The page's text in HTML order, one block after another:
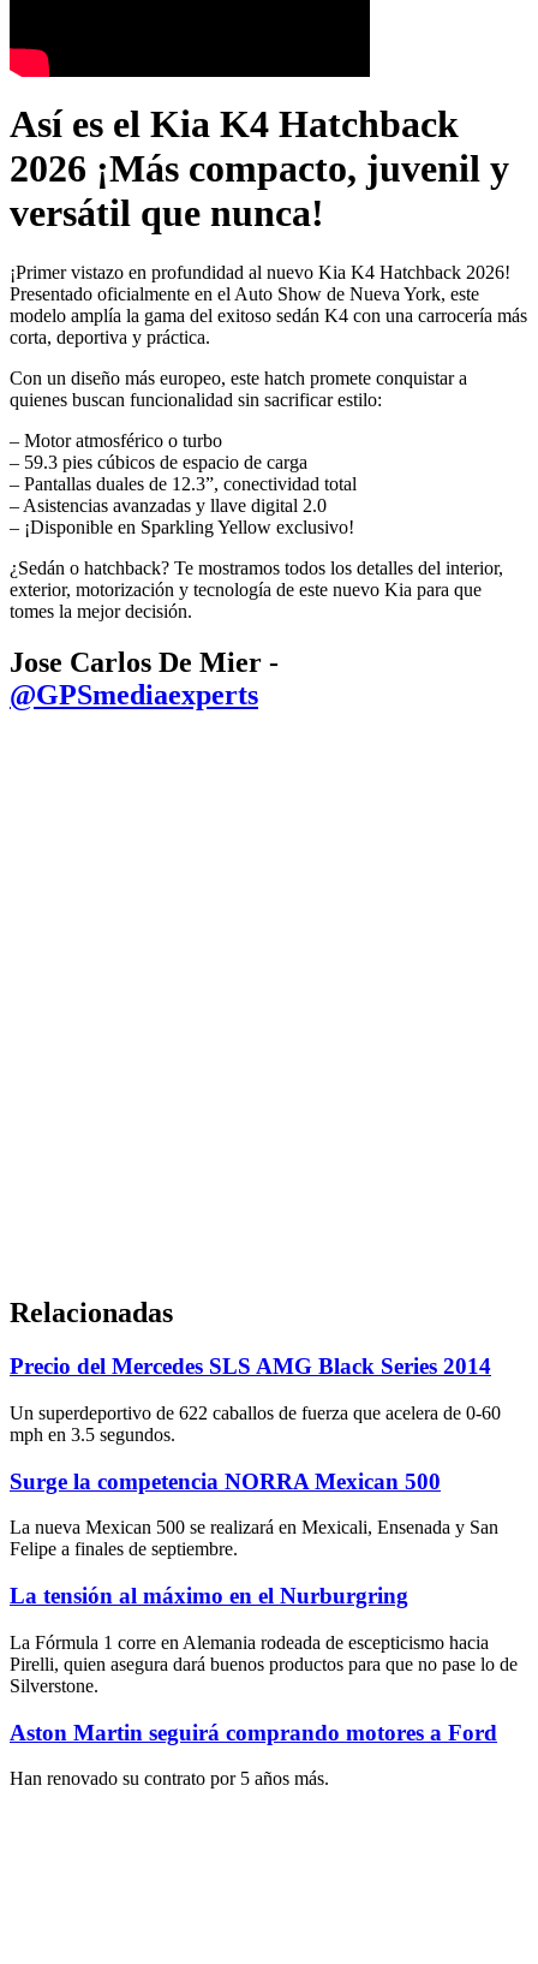
Así es el Kia K4 Hatchback
2026 ¡Más compacto, juvenil y
versátil que nunca!
¡Primer vistazo en profundidad al nuevo Kia K4 Hatchback 2026!
Presentado oficialmente en el Auto Show de Nueva York, este
modelo amplía la gama del exitoso sedán K4 con una carrocería más
corta, deportiva y práctica.
Con un diseño más europeo, este hatch promete conquistar a
quienes buscan funcionalidad sin sacrificar estilo:
– Motor atmosférico o turbo
– 59.3 pies cúbicos de espacio de carga
– Pantallas duales de 12.3”, conectividad total
– Asistencias avanzadas y llave digital 2.0
– ¡Disponible en Sparkling Yellow exclusivo!
¿Sedán o hatchback? Te mostramos todos los detalles del interior,
exterior, motorización y tecnología de este nuevo Kia para que
tomes la mejor decisión.
Jose Carlos De Mier -
@GPSmediaexperts
Relacionadas
Precio del Mercedes SLS AMG Black Series 2014
Un superdeportivo de 622 caballos de fuerza que acelera de 0-60
mph en 3.5 segundos.
Surge la competencia NORRA Mexican 500
La nueva Mexican 500 se realizará en Mexicali, Ensenada y San
Felipe a finales de septiembre.
La tensión al máximo en el Nurburgring
La Fórmula 1 corre en Alemania rodeada de escepticismo hacia
Pirelli, quien asegura dará buenos productos para que no pase lo de
Silverstone.
Aston Martin seguirá comprando motores a Ford
Han renovado su contrato por 5 años más.